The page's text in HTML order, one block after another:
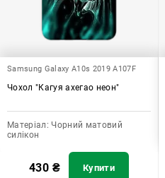
Samsung Galaxy A10s 2019 A107F
Чохол "Кагуя ахегао неон"
Матеріал: Чорний матовий
силікон
430 ₴ Купити